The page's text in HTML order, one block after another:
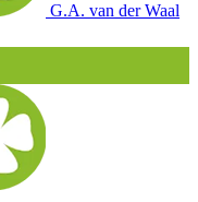
G.A. van der Waal